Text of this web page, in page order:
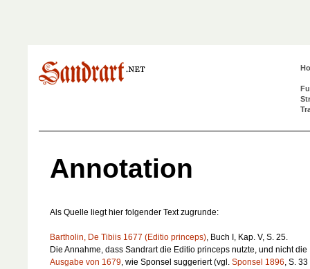
Annotation
Als Quelle liegt hier folgender Text zugrunde:
Bartholin, De Tibiis 1677 (Editio princeps), Buch I, Kap. V, S. 25.
Die Annahme, dass Sandrart die Editio princeps nutzte, und nicht die
Ausgabe von 1679, wie Sponsel suggeriert (vgl. Sponsel 1896, S. 33